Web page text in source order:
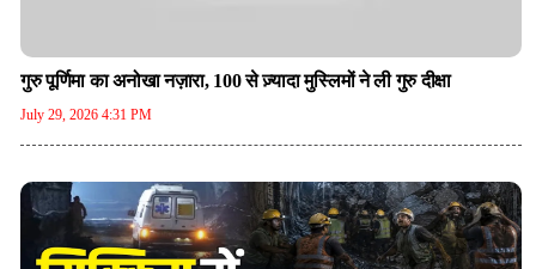
गुरु पूर्णिमा का अनोखा नज़ारा, 100 से ज़्यादा मुस्लिमों ने ली गुरु दीक्षा
July 29, 2026 4:31 PM